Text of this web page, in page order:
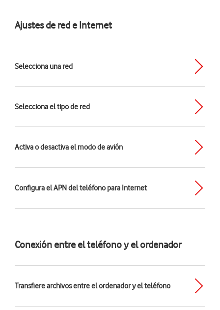
Ajustes de red e Internet
Selecciona una red
Selecciona el tipo de red
Activa o desactiva el modo de avión
Configura el APN del teléfono para Internet
Conexión entre el teléfono y el ordenador
Transfiere archivos entre el ordenador y el teléfono